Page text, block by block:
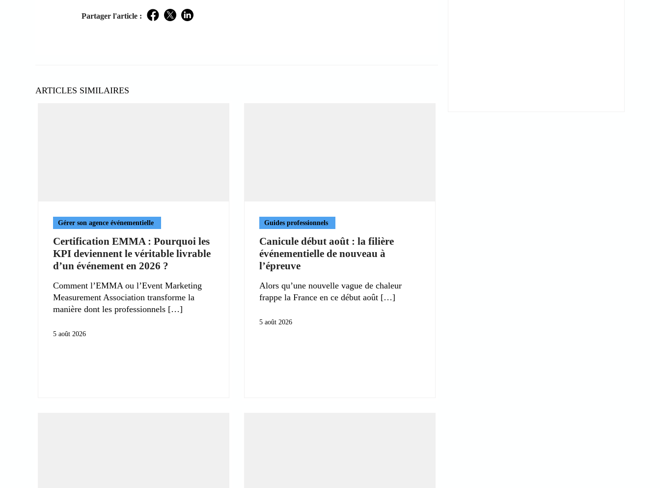
Partager l'article : Facebook
TwitterLinkedIn
ARTICLES SIMILAIRES
Gérer son agence événementielle
Certification EMMA : Pourquoi les
KPI deviennent le véritable livrable
d’un événement en 2026 ?
Comment l’EMMA ou l’Event Marketing
Measurement Association transforme la
manière dont les professionnels
5 août 2026
Guides professionnels
Canicule début août : la filière
événementielle de nouveau à
l’épreuve
Alors qu’une nouvelle vague de chaleur
frappe la France en ce début août
5 août 2026